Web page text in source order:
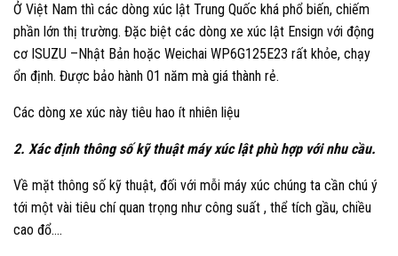
Ở Việt Nam thì các dòng xúc lật Trung Quốc khá phổ biến, chiếm
phần lớn thị trường. Đặc biệt các dòng xe xúc lật Ensign với động
cơ ISUZU –Nhật Bản hoặc Weichai WP6G125E23 rất khỏe, chạy
ổn định. Được bảo hành 01 năm mà giá thành rẻ.
Các dòng xe xúc này tiêu hao ít nhiên liệu
2. Xác định thông số kỹ thuật máy xúc lật phù hợp với nhu cầu.
Về mặt thông số kỹ thuật, đối với mỗi máy xúc chúng ta cần chú ý
tới một vài tiêu chí quan trọng như công suất , thể tích gầu, chiều
cao đổ….